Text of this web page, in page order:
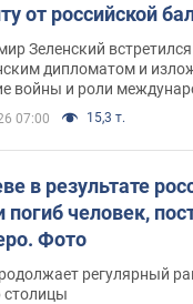
от российской
с
Зеленский встретился
дипломатом и
войны и роли
в борьбе с Россией
07:00 15,3 т.
в результате
погиб человек,
Фото
регулярный
столицы